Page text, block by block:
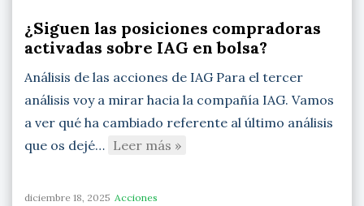
¿Siguen las posiciones compradoras
activadas sobre IAG en bolsa?
Análisis de las acciones de IAG Para el tercer
análisis voy a mirar hacia la compañía IAG. Vamos
a ver qué ha cambiado referente al último análisis
que os dejé… Leer más »
diciembre 18, 2025 Acciones